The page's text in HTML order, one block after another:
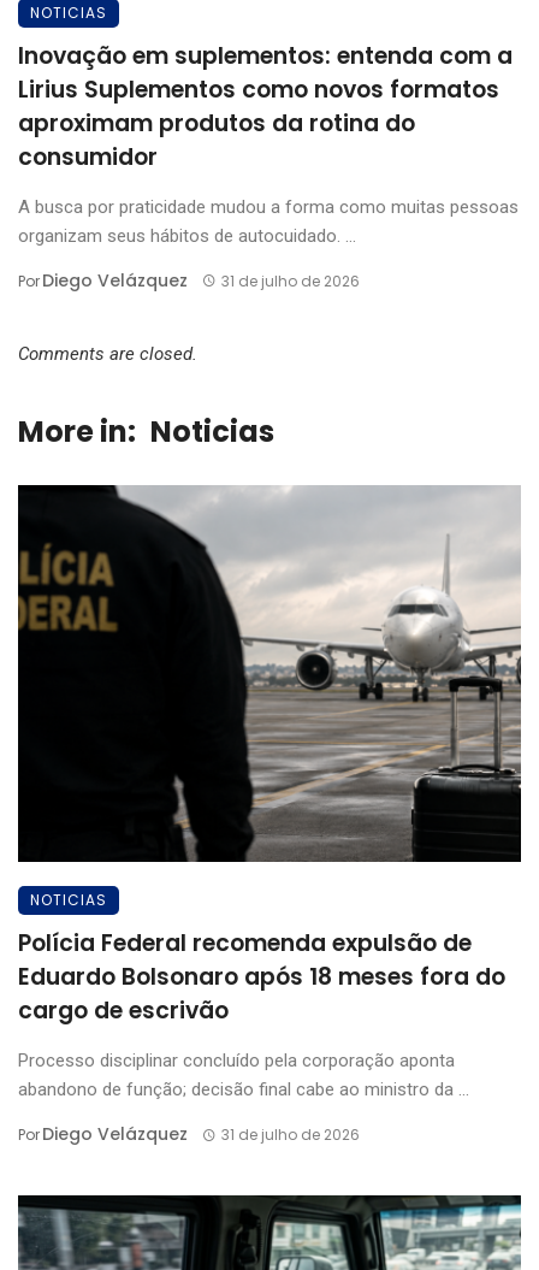
NOTICIAS
Inovação em suplementos: entenda com a
Lirius Suplementos como novos formatos
aproximam produtos da rotina do
consumidor
A busca por praticidade mudou a forma como muitas pessoas
organizam seus hábitos de autocuidado. ...
PorDiego Velázquez 31 de julho de 2026
Comments are closed.
More in: Noticias
NOTICIAS
Polícia Federal recomenda expulsão de
Eduardo Bolsonaro após 18 meses fora do
cargo de escrivão
Processo disciplinar concluído pela corporação aponta
abandono de função; decisão final cabe ao ministro da ...
PorDiego Velázquez 31 de julho de 2026